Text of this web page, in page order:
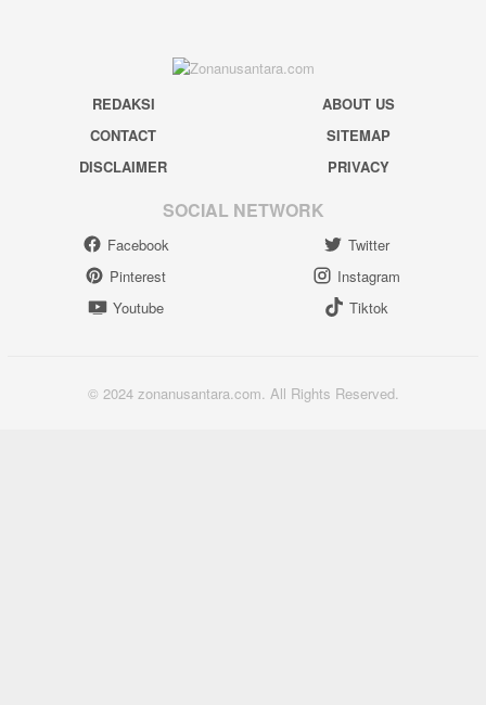
REDAKSI
ABOUT US
CONTACT
SITEMAP
DISCLAIMER
PRIVACY
SOCIAL NETWORK
Facebook
Twitter
Pinterest
Instagram
Youtube
Tiktok
© 2024 zonanusantara.com. All Rights Reserved.